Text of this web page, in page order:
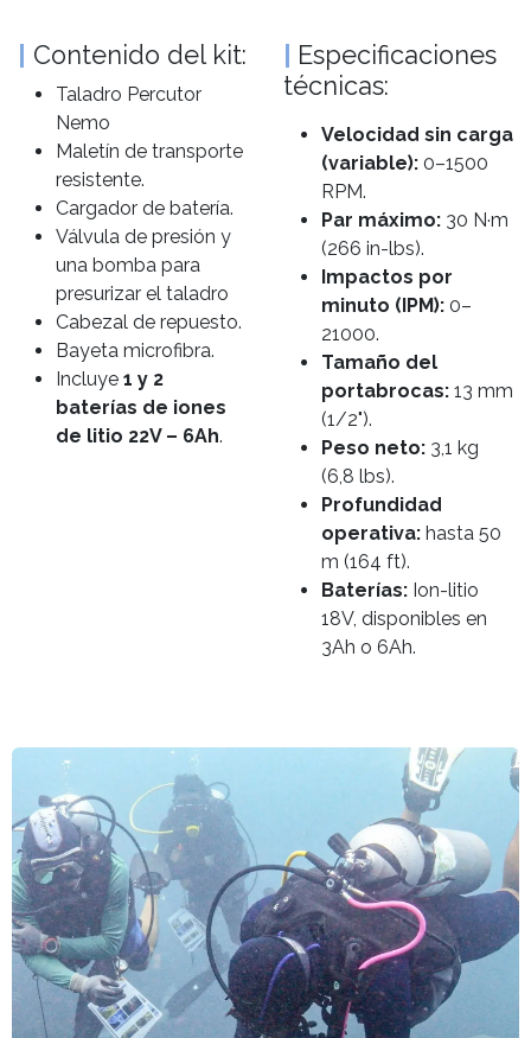
Contenido del kit:
Taladro Percutor
Nemo
Maletín de transporte
resistente.
Cargador de batería.
Válvula de presión y
una bomba para
presurizar el taladro
Cabezal de repuesto.
Bayeta microfibra.
Incluye 1 y 2
baterías de iones
de litio 22V – 6Ah.
Especificaciones
técnicas:
Velocidad sin carga
(variable): 0–1500
RPM.
Par máximo: 30 N·m
(266 in-lbs).
Impactos por
minuto (IPM): 0–
21000.
Tamaño del
portabrocas: 13 mm
(1/2").
Peso neto: 3,1 kg
(6,8 lbs).
Profundidad
operativa: hasta 50
m (164 ft).
Baterías: Ion-litio
18V, disponibles en
3Ah o 6Ah.